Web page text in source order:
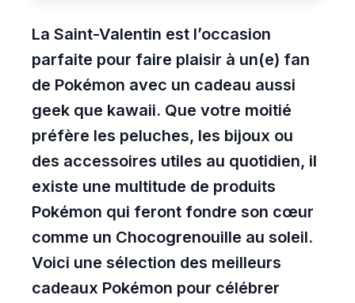
La Saint-Valentin est l’occasion
parfaite pour faire plaisir à un(e) fan
de Pokémon avec un cadeau aussi
geek que kawaii. Que votre moitié
préfère les peluches, les bijoux ou
des accessoires utiles au quotidien, il
existe une multitude de produits
Pokémon qui feront fondre son cœur
comme un Chocogrenouille au soleil.
Voici une sélection des meilleurs
cadeaux Pokémon pour célébrer